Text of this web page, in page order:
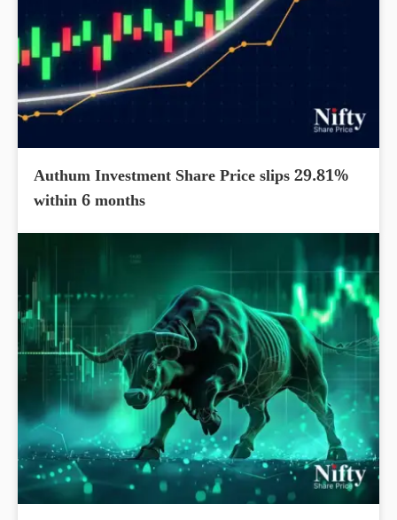
Authum Investment Share Price slips 29.81%
within 6 months